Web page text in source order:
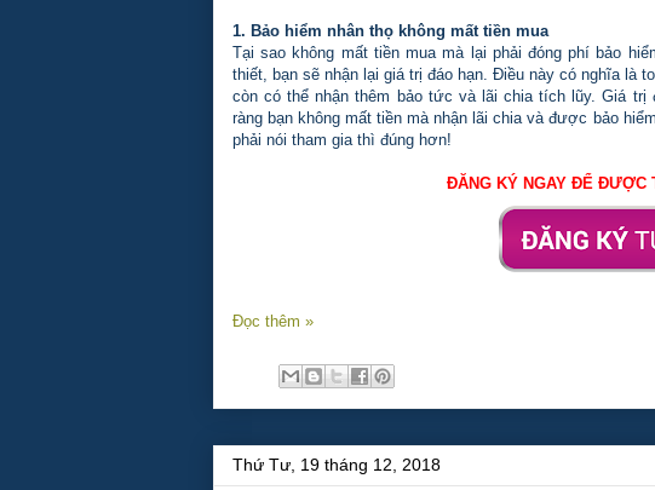
1. Bảo hiểm nhân thọ không mất tiền mua
Tại sao không mất tiền mua mà lại phải đóng phí bảo
thiết, bạn sẽ nhận lại giá trị đáo hạn. Điều này có nghĩa là
còn có thể nhận thêm bảo tức và lãi chia tích lũy. Giá
ràng bạn không mất tiền mà nhận lãi chia và được bảo
phải nói tham gia thì đúng hơn!
ĐĂNG KÝ NGAY ĐỂ ĐƯỢC
Đọc thêm »
Thứ Tư, 19 tháng 12, 2018